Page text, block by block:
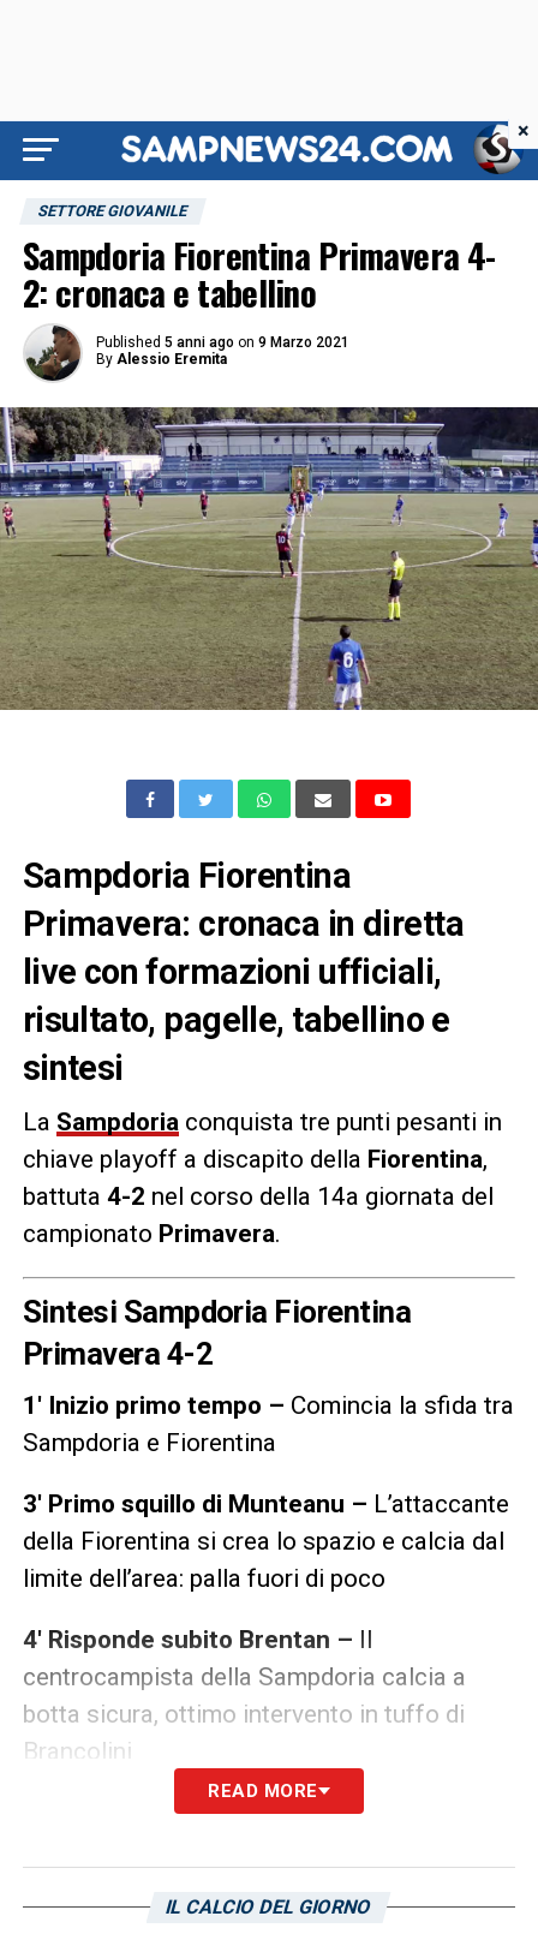
SETTORE GIOVANILE
Sampdoria Fiorentina Primavera 4-
2: cronaca e tabellino
Published 5 anni ago on 9 Marzo 2021
By Alessio Eremita
Sampdoria Fiorentina
Primavera: cronaca in diretta
live con formazioni ufficiali,
risultato, pagelle, tabellino e
sintesi
La Sampdoria conquista tre punti pesanti in
chiave playoff a discapito della Fiorentina,
battuta 4-2 nel corso della 14a giornata del
campionato Primavera.
Sintesi Sampdoria Fiorentina
Primavera 4-2
1′ Inizio primo tempo – Comincia la sfida tra
Sampdoria e Fiorentina
3′ Primo squillo di Munteanu – L’attaccante
della Fiorentina si crea lo spazio e calcia dal
limite dell’area: palla fuori di poco
4′ Risponde subito Brentan – Il
centrocampista della Sampdoria calcia a
botta sicura, ottimo intervento in tuffo di
Brancolini
9′ Conclusione di Milani –Destro potente
10′ Ancora Munteanu –Il numero 9 viola
READ MORE
IL CALCIO DEL GIORNO
×